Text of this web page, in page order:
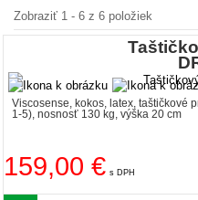
Zobraziť 1 - 6 z 6 položiek
Viscosense, kokos, latex, taštičkové
1-5), nosnosť 130 kg, výška 20 cm
159,00 € s DPH